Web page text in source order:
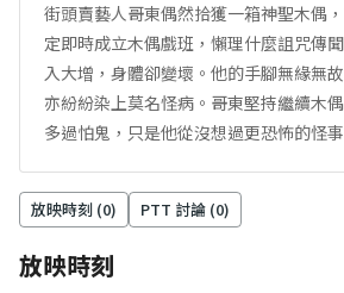
街頭賣藝人哥東偶然拾獲一箱神聖木偶
定即時成立木偶戲班，懶理什麼詛咒傳
入大增，身體卻變壞。他的手腳無緣無
亦紛紛染上莫名怪病。哥東堅持繼續木
多過怕鬼，只是他從沒想過更恐怖的怪
放映時刻 (0) PTT 討論 (0)
放映時刻